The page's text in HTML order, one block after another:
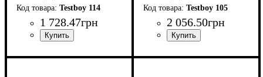
Testboy 114
1 728.47грн
Testboy 105
2 056.50грн